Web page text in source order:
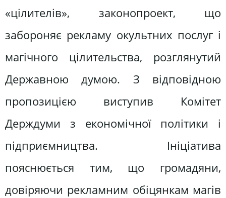
«цілителів», законопроект, що
забороняє рекламу окультних послуг і
магічного цілительства, розглянутий
Державною думою. З відповідною
пропозицією виступив Комітет
Держдуми з економічної політики і
підприємництва. Ініціатива
пояснюється тим, що громадяни,
довіряючи рекламним обіцянкам магів